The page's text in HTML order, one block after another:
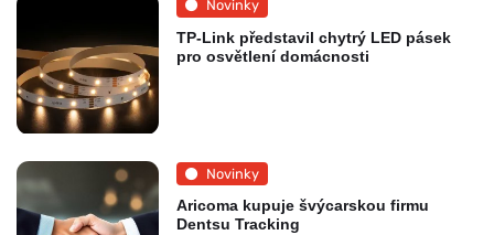
Novinky
TP-Link představil chytrý LED pásek
pro osvětlení domácnosti
Novinky
Aricoma kupuje švýcarskou firmu
Dentsu Tracking